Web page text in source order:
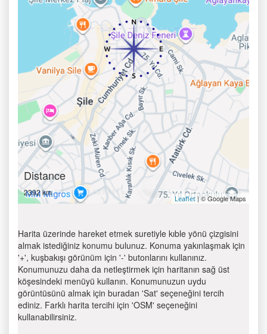
Distance
2392 km
Leaflet| © Google Maps
Harita üzerinde hareket etmek suretiyle kıble yönü çizgisini
almak istediğiniz konumu bulunuz. Konuma yakınlaşmak için
'+', kuşbakışı görünüm için '-' butonlarını kullanınız.
Konumunuzu daha da netleştirmek için haritanın sağ üst
köşesindeki menüyü kullanın. Konumunuzun uydu
görüntüsünü almak için buradan 'Sat' seçeneğini tercih
ediniz. Farklı harita tercihi için 'OSM' seçeneğini
kullanabilirsiniz.